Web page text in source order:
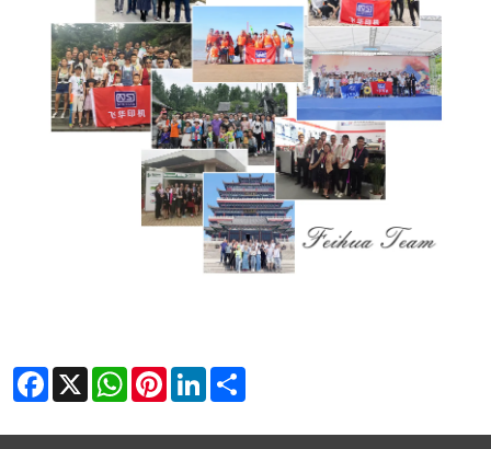
Facebook
X WhatsAppPinterestLinkedIn